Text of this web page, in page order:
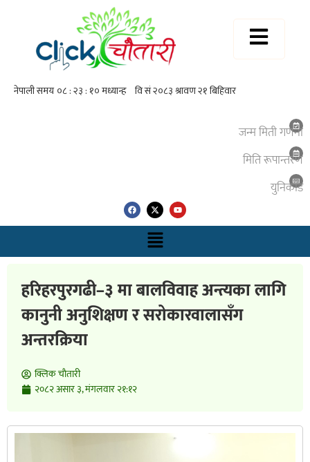
जन्म मिती गणना
मिति रूपान्तरण
युनिकाेड
हरिहरपुरगढी–३ मा बालविवाह अन्त्यका लागि
कानुनी अनुशिक्षण र सरोकारवालासँग
अन्तरक्रिया
क्लिक चाैतारी
२०८२ असार ३, मंगलवार २१:१२